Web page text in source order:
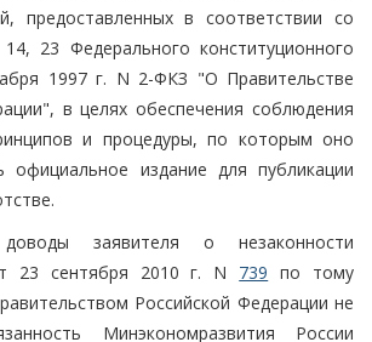
предоставленных в соответствии со
23 Федерального конституционного
1997 г. N 2-ФКЗ "О Правительстве
в целях обеспечения соблюдения
и процедуры, по которым оно
официальное издание для публикации
доводы заявителя о незаконности
23 сентября 2010 г. N 739 по тому
Российской Федерации не
Минэкономразвития России